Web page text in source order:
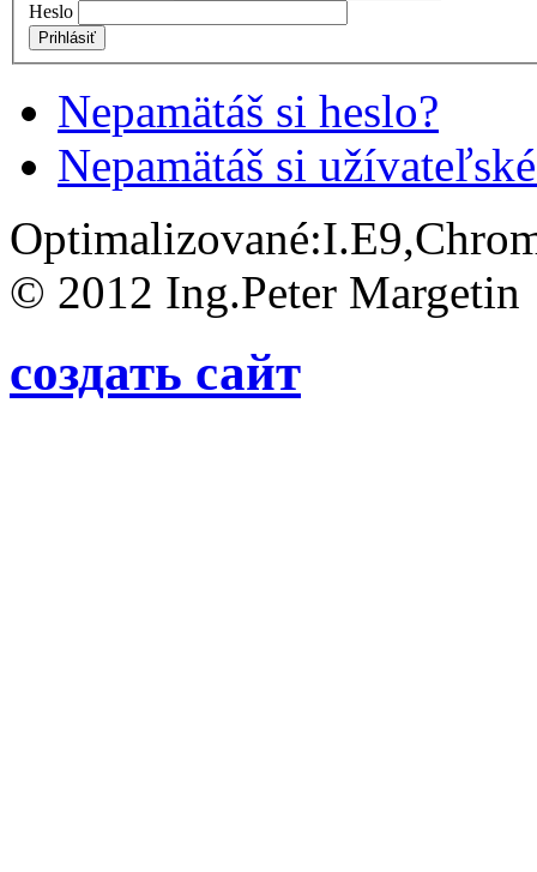
Heslo
Prihlásiť
Nepamätáš si heslo?
Nepamätáš si
© 2012 Ing.Peter Margetin
создать сайт